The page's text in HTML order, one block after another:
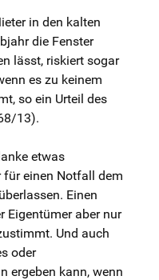
in den kalten
die Fenster
lässt, riskiert sogar
es zu keinem
so ein Urteil des
13).
etwas
für einen Notfall dem
Einen
Eigentümer aber nur
Und auch
oder
ergeben kann, wenn